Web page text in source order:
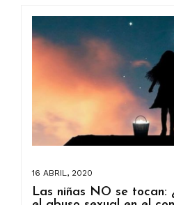
16 ABRIL, 2020
Las niñas NO se tocan: